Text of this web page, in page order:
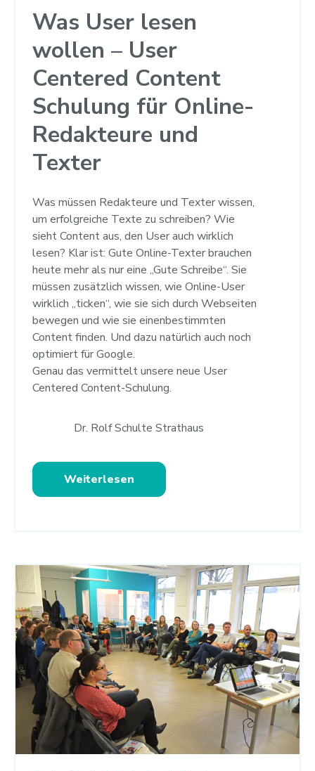
Was User lesen
wollen – User
Centered Content
Schulung für Online-
Redakteure und
Texter
Was müssen Redakteure und Texter wissen,
um erfolgreiche Texte zu schreiben? Wie
sieht Content aus, den User auch wirklich
lesen? Klar ist: Gute Online-Texter brauchen
heute mehr als nur eine „Gute Schreibe“. Sie
müssen zusätzlich wissen, wie Online-User
wirklich „ticken“, wie sie sich durch Webseiten
bewegen und wie sie einenbestimmten
Content finden. Und dazu natürlich auch noch
optimiert für Google.
Genau das vermittelt unsere neue User
Centered Content-Schulung.
Dr. Rolf Schulte Strathaus
Weiterlesen